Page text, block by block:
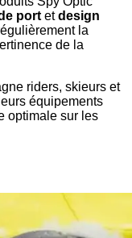
portetdesign
la
de la
riders, skieurs et
équipements
optimale sur les